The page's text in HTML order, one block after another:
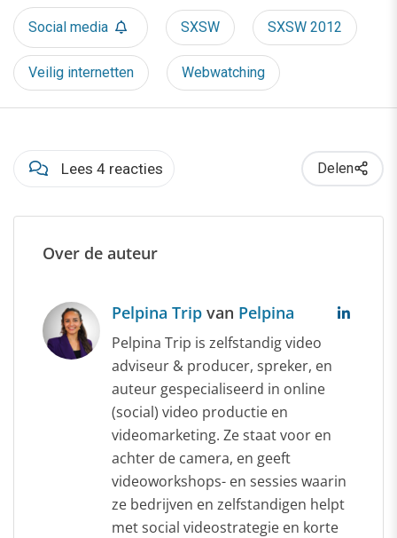
Social media SXSW SXSW 2012
Veilig internetten Webwatching
Lees 4 reacties Delen
Over de auteur
Pelpina Trip van Pelpina
Pelpina Trip is zelfstandig video
adviseur & producer, spreker, en
auteur gespecialiseerd in online
(social) video productie en
videomarketing. Ze staat voor en
achter de camera, en geeft
videoworkshops- en sessies waarin
ze bedrijven en zelfstandigen helpt
met social videostrategie en korte